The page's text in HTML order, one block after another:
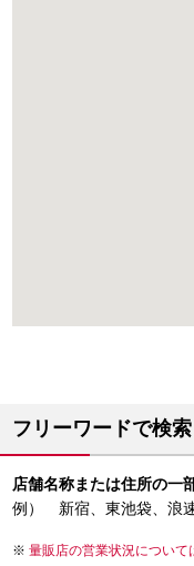
フリーワードで検索
店舗名称または住所の一
例） 新宿、東池袋、浪
量販店の営業状況について